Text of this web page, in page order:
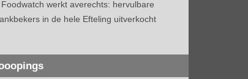
werkt averechts: hervulbare
in de hele Efteling uitverkocht